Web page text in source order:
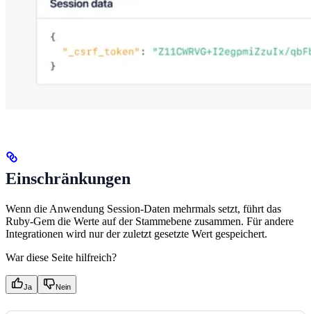
Einschränkungen
Wenn die Anwendung Session-Daten mehrmals setzt, führt das
Ruby-Gem die Werte auf der Stammebene zusammen. Für andere
Integrationen wird nur der zuletzt gesetzte Wert gespeichert.
War diese Seite hilfreich?
Ja Nein